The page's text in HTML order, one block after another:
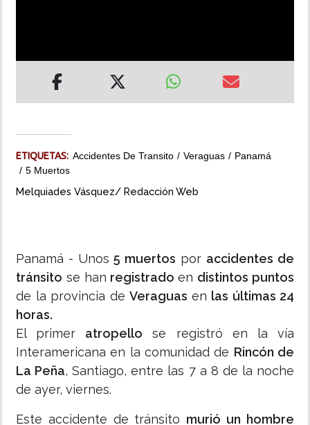
MULTIMEDIA
IMPRESO
ETIQUETAS: Accidentes De Transito Veraguas
Panamá
5 Muertos
Melquiades Vásquez/ Redacción Web
Panamá - Unos 5 muertos por accidentes de
tránsito se han registrado en distintos puntos
de la provincia de Veraguas en las últimas 24
horas.
El primer atropello se registró en la vía
Interamericana en la comunidad de Rincón de
La Peña, Santiago, entre las 7 a 8 de la noche
de ayer, viernes.
Este accidente de tránsito murió un hombre